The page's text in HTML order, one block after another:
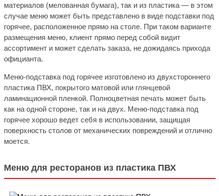
материалов (мелованная бумага), так и из пластика — в этом
случае меню может быть представлено в виде подставки под
горячее, расположенное прямо на столе. При таком варианте
размещения меню, клиент прямо перед собой видит
ассортимент и может сделать заказа, не дожидаясь прихода
официанта.
Меню-подставка под горячее изготовлено из двухстороннего
пластика ПВХ, покрытого матовой или глянцевой
ламинационной пленкой. Полноцветная печать может быть
как на одной стороне, так и на двух. Меню-подставка под
горячее хорошо ведет себя в использовании, защищая
поверхность столов от механических повреждений и отлично
моется.
Меню для ресторанов из пластика ПВХ